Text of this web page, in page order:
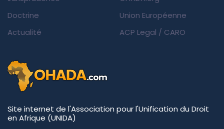
Doctrine
Actualité
Union Européenne
ACP Legal / CARO
Site internet de l'Association pour l'Unification du Droit
en Afrique (UNIDA)